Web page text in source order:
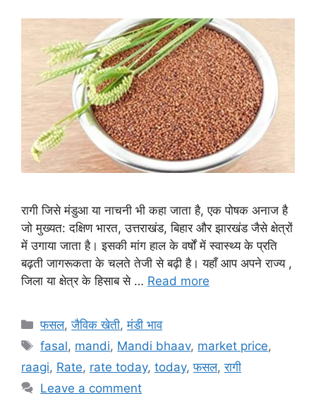
रागी जिसे मंडुआ या नाचनी भी कहा जाता है, एक पोषक अनाज है
जो मुख्यत: दक्षिण भारत, उत्तराखंड, बिहार और झारखंड जैसे क्षेत्रों
में उगाया जाता है। इसकी मांग हाल के वर्षों में स्वास्थ्य के प्रति
बढ़ती जागरूकता के चलते तेजी से बढ़ी है। यहाँ आप अपने राज्य ,
जिला या क्षेत्र के हिसाब से … Read more
Categories
फसल,जैविक खेती,मंडी भाव
Tags
fasal, mandi, Mandi bhaav, market price,
raagi, Rate, rate today, today,फसल,रागी
Leave a comment